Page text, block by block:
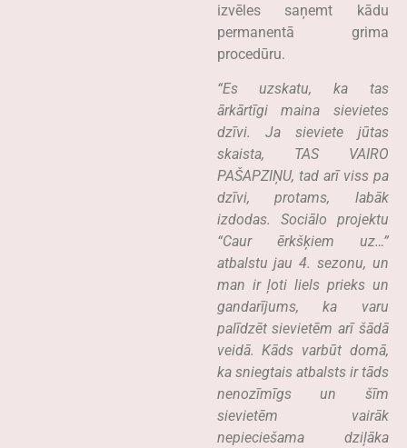
izvēles saņemt kādu
permanentā grima
procedūru.
“Es uzskatu, ka tas
ārkārtīgi maina sievietes
dzīvi. Ja sieviete jūtas
skaista, TAS VAIRO
PAŠAPZIŅU, tad arī viss pa
dzīvi, protams, labāk
izdodas. Sociālo projektu
“Caur ērkšķiem uz…”
atbalstu jau 4. sezonu, un
man ir ļoti liels prieks un
gandarījums, ka varu
palīdzēt sievietēm arī šādā
veidā. Kāds varbūt domā,
ka sniegtais atbalsts ir tāds
nenozīmīgs un šīm
sievietēm vairāk
nepieciešama dziļāka